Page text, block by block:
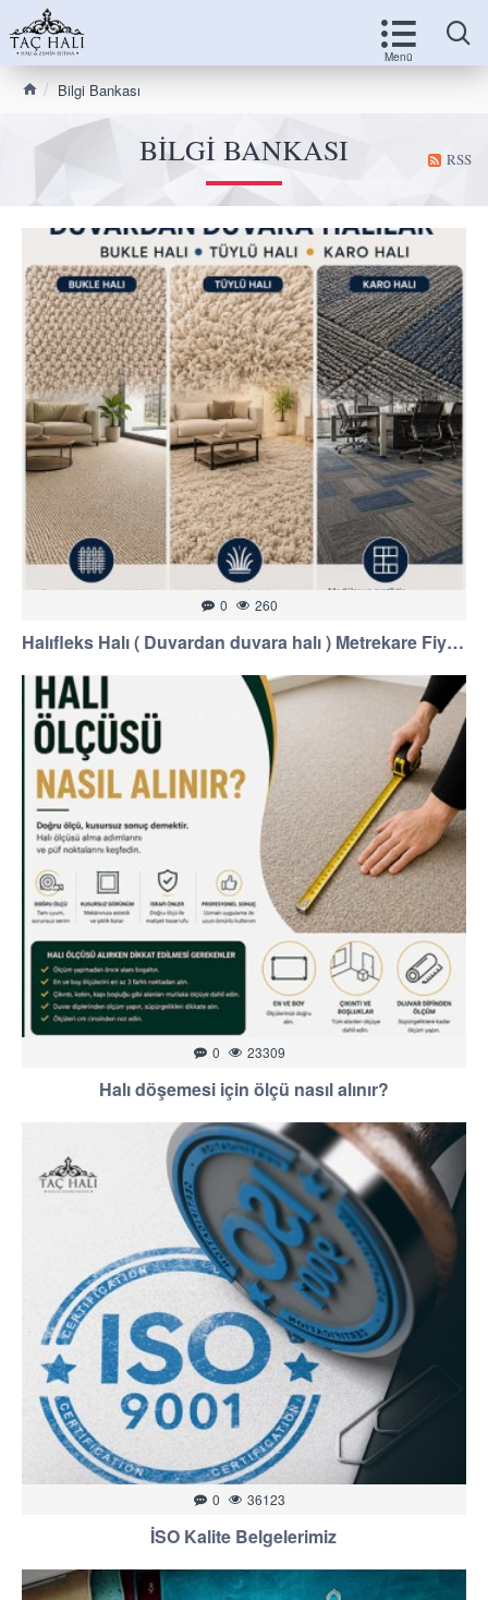
Bilgi Bankası
BILGI BANKASI RSS
0 260
Halıfleks Halı ( Duvardan duvara halı ) Metrekare Fiyatları 2026: Maliyet ve Seçim Rehberi
0 23309
Halı döşemesi için ölçü nasıl alınır?
0 36123
İSO Kalite Belgelerimiz